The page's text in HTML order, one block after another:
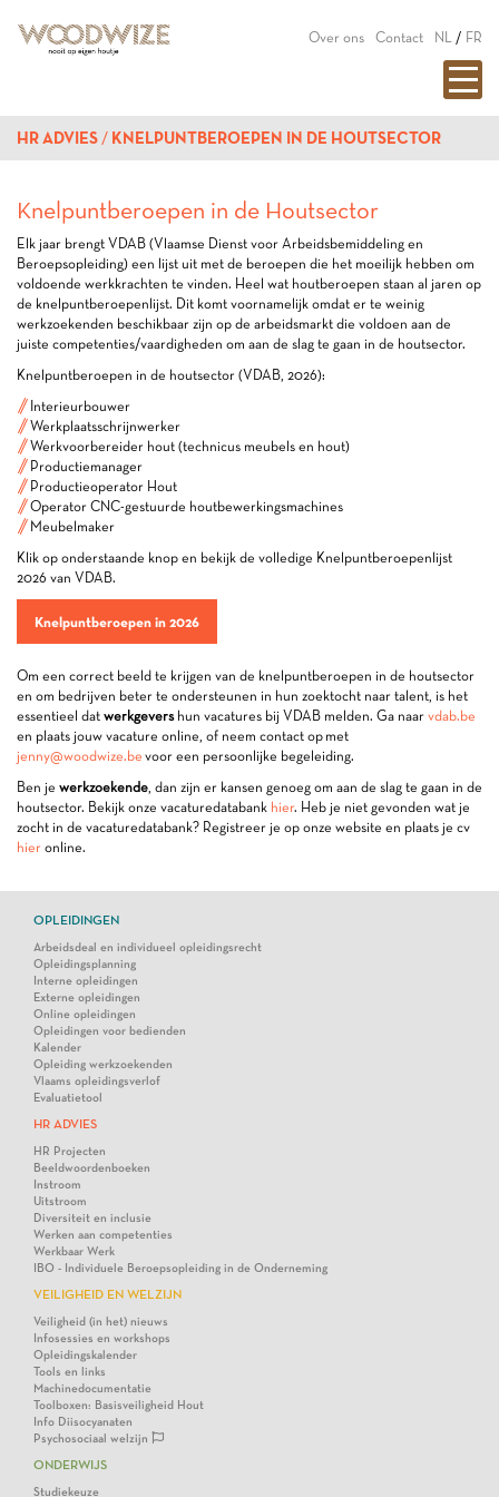
Over ons Contact NL / FR
HR ADVIES KNELPUNTBEROEPEN IN DE HOUTSECTOR
Knelpuntberoepen in de Houtsector
Elk jaar brengt VDAB (Vlaamse Dienst voor Arbeidsbemiddeling en
Beroepsopleiding) een lijst uit met de beroepen die het moeilijk hebben om
voldoende werkkrachten te vinden. Heel wat houtberoepen staan al jaren op
de knelpuntberoepenlijst. Dit komt voornamelijk omdat er te weinig
werkzoekenden beschikbaar zijn op de arbeidsmarkt die voldoen aan de
juiste competenties/vaardigheden om aan de slag te gaan in de houtsector.
Knelpuntberoepen in de houtsector (VDAB, 2026):
Interieurbouwer
Werkplaatsschrijnwerker
Werkvoorbereider hout (technicus meubels en hout)
Productiemanager
Productieoperator Hout
Operator CNC-gestuurde houtbewerkingsmachines
Meubelmaker
Klik op onderstaande knop en bekijk de volledige Knelpuntberoepenlijst
2026 van VDAB.
Knelpuntberoepen in 2026
Om een correct beeld te krijgen van de knelpuntberoepen in de houtsector
en om bedrijven beter te ondersteunen in hun zoektocht naar talent, is het
essentieel dat werkgevers hun vacatures bij VDAB melden. Ga naar vdab.be
en plaats jouw vacature online, of neem contact op met
jenny@woodwize.be voor een persoonlijke begeleiding.
Ben je werkzoekende, dan zijn er kansen genoeg om aan de slag te gaan in de
houtsector. Bekijk onze vacaturedatabank hier. Heb je niet gevonden wat je
zocht in de vacaturedatabank? Registreer je op onze website en plaats je cv
hier online.
OPLEIDINGEN
Arbeidsdeal en individueel opleidingsrecht
Opleidingsplanning
Interne opleidingen
Externe opleidingen
Online opleidingen
Opleidingen voor bedienden
Kalender
Opleiding werkzoekenden
Vlaams opleidingsverlof
Evaluatietool
HR ADVIES
HR Projecten
Beeldwoordenboeken
Instroom
Uitstroom
Diversiteit en inclusie
Werken aan competenties
Werkbaar Werk
IBO - Individuele Beroepsopleiding in de Onderneming
VEILIGHEID EN WELZIJN
Veiligheid (in het) nieuws
Infosessies en workshops
Opleidingskalender
Tools en links
Machinedocumentatie
Toolboxen: Basisveiligheid Hout
Info Diisocyanaten
Psychosociaal welzijn
ONDERWIJS
Studiekeuze